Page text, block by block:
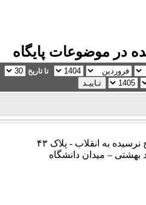
در موضوعات پایگاه
تا تاریخ
به انقلاب - پلاک ۴۳
– میدان دانشگاه